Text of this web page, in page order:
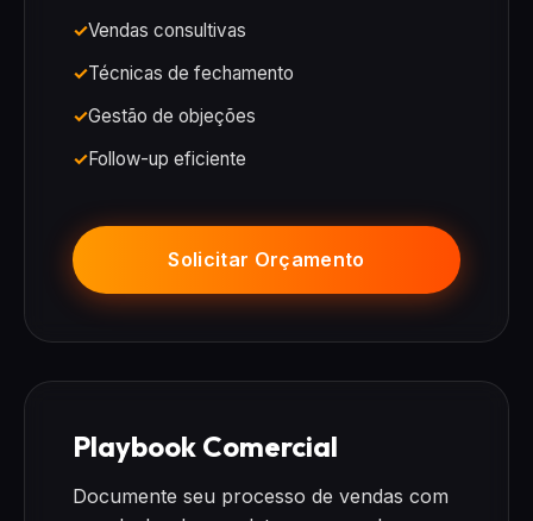
Vendas consultivas
Técnicas de fechamento
Gestão de objeções
Follow-up eficiente
Solicitar Orçamento
Playbook Comercial
Documente seu processo de vendas com